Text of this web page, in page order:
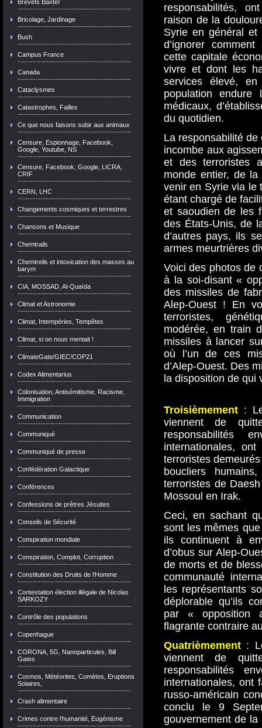
Brevets Baxter
Bricolage, Jardinage
Bush
Campus France
Canada
Cataclysmes
Catastrophes, Failles
Ce que nous faisons subir aux animaux
Censure, Espionnage, Facebook,
Google, Youtube, NS
Censure, Facebook, Google, LICRA,
CRIF
CERN, LHC
Changements cosmiques et terrestres
Chansons et Musique
Chemtrails
Chemtreils et intoxication des masses au
barym
CIA, MOSSAD, Al-Quaïda
Climat et Astronomie
Climat, Intempéries, Tempêtes
Climat, si on nous mentait !
ClimateGate/GIEC/COP21
Codex Alimentarius
Colonisation, Antisémitisme, Racisme,
Immigration
Communication
Communiqué
Communiqué de presse
Confédération Galactique
Conférences
Confessions de prêtres Jésuites
Conseils de Sécurité
Conspiration mondiale
Conspiration, Complot, Corruption
Constitution des Droits de l'Homme
Contestation élection illégale de Nicolas
SARKOZY
Contrôle des populations
Copenhague
CORONA, 5G, Nanoparticules, Bill
Gates
Cosmos, Météorites, Comètes, Eruptions
Solaires,
Crash alimentaire
Crimes contre l'humanité, Eugénisme
responsabilités,
raison de la
Syrie en général
d’ignorer
cette capitale
vivre et dont les
services élevé,
population
médicaux,
du quotidien.
La responsabilité
incombe aux
et des terroristes
monde entier, de
venir en Syrie via le
étant chargé de
et saoudien de les
des États-Unis, de
d’autres pays, ils
armes meurtrières
Voici des photos de
à la soi-disant «
des missiles de
Alep-Ouest ! En
terroristes,
modérée, en train
missiles à lancer
où l’un de ces
d’Alep-Ouest. Des
la disposition de qui
Troisièmement :
viennent de
responsabilités
internationales,
terroristes
boucliers
terroristes de
Mossoul en Irak.
Ceci, en sachant
sont les mêmes
ils continuent à
d’obus sur Alep-
de morts et de
communauté
les représentants
déplorable qu’ils
par « opposition
flagrante contraire
Quatrièmement :
viennent de
responsabilités
internationales, ont
russo-américain
conclu le 9
gouvernement de la